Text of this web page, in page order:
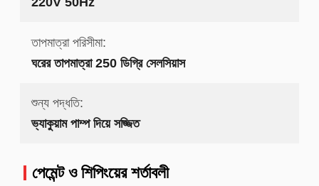
তাপমাত্রা পরিসীমা:
ঘরের তাপমাত্রা 250 ডিগ্রি সেলসিয়াস
শুন্য পদ্ধতি:
ভ্যাকুয়াম পাম্প দিয়ে সজ্জিত
পেমেন্ট ও শিপিংয়ের শর্তাবলী